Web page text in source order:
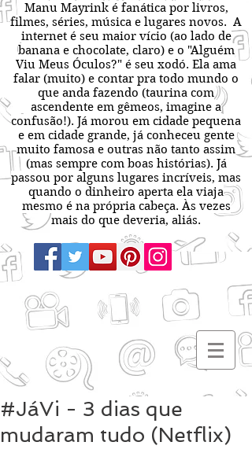
Manu Mayrink é fanática por livros,
filmes, séries, música e lugares novos. A
internet é seu maior vício (ao lado de
banana e chocolate, claro) e o "Alguém
Viu Meus Óculos?" é seu xodó. Ela ama
falar (muito) e contar pra todo mundo o
que anda fazendo (taurina com
ascendente em gêmeos, imagine a
confusão!). Já morou em cidade pequena
e em cidade grande, já conheceu gente
muito famosa e outras não tanto assim
(mas sempre com boas histórias). Já
passou por alguns lugares incríveis, mas
quando o dinheiro aperta ela viaja
mesmo é na própria cabeça. Às vezes
mais do que deveria, aliás.
#JáVi - 3 dias que
mudaram tudo (Netflix)